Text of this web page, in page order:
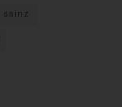
sainz